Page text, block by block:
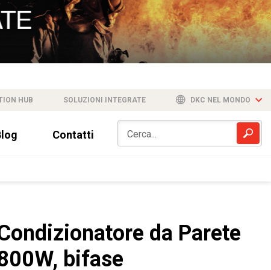
HUB SOLUZIONI INTEGRATE DKC NEL MONDO
Contatti
da Parete
bifase